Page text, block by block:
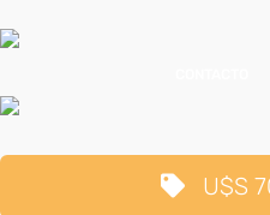
U$S